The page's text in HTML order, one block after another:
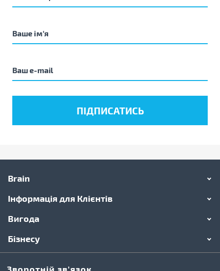
Brain
Інформація для Клієнтів
Вигода
Бізнесу
Зворотній зв'язок